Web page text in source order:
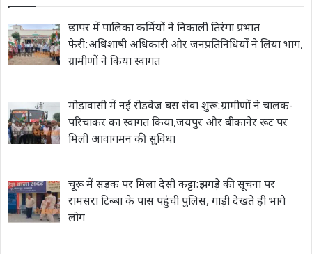
छापर में पालिका कर्मियों ने निकाली तिरंगा प्रभात
फेरी:अधिशाषी अधिकारी और जनप्रतिनिधियों ने लिया भाग,
ग्रामीणों ने किया स्वागत
मोड़ावासी में नई रोडवेज बस सेवा शुरू:ग्रामीणों ने चालक-
परिचाकर का स्वागत किया,जयपुर और बीकानेर रूट पर
मिली आवागमन की सुविधा
चूरू में सड़क पर मिला देसी कट्टा:झगड़े की सूचना पर
रामसरा टिब्बा के पास पहुंची पुलिस, गाड़ी देखते ही भागे
लोग